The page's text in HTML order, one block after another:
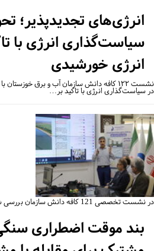
انرژی‌های تجدیدپذیر؛
سیاست‌گذاری انرژی با
انرژی خورشیدی
نشست ۱۲۲ کافه دانش سازمان آب و برق خوزستان
سیاست‌گذاری انرژی با تاکید بر…
تخصصی 121 کافه دانش سازمان بررسی شد:
بند موقت اضطراری